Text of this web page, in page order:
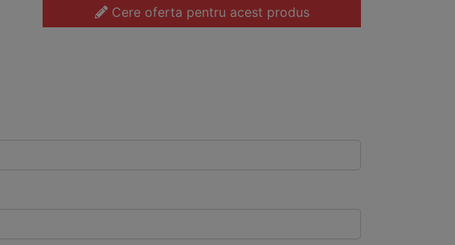
Cere oferta pentru acest produs